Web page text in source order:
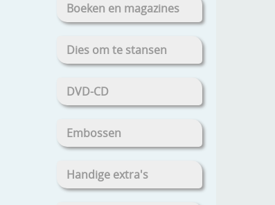
Boeken en magazines
Dies om te stansen
DVD-CD
Embossen
Handige extra's